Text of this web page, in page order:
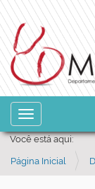
Toggle
Você está aqui:
Página Inicial